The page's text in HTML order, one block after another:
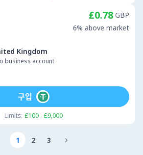
Kingdom
business account
£0.78 GBP
6% above market
Limits: £100 - £9,000
구입
1 2 3 